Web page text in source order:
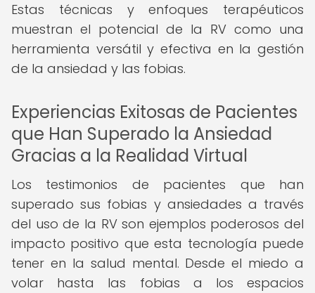
Estas técnicas y enfoques terapéuticos
muestran el potencial de la RV como una
herramienta versátil y efectiva en la gestión
de la ansiedad y las fobias.
Experiencias Exitosas de Pacientes
que Han Superado la Ansiedad
Gracias a la Realidad Virtual
Los testimonios de pacientes que han
superado sus fobias y ansiedades a través
del uso de la RV son ejemplos poderosos del
impacto positivo que esta tecnología puede
tener en la salud mental. Desde el miedo a
volar hasta las fobias a los espacios